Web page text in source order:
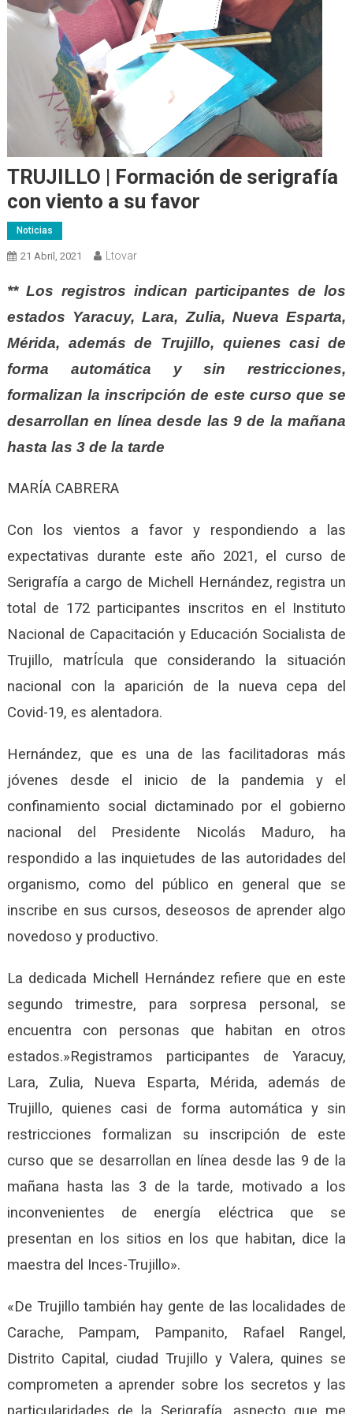
TRUJILLO | Formación de serigrafía
con viento a su favor
Noticias
21 Abril, 2021 Ltovar
** Los registros indican participantes de los
estados Yaracuy, Lara, Zulia, Nueva Esparta,
Mérida, además de Trujillo, quienes casi de
forma automática y sin restricciones,
formalizan la inscripción de este curso que se
desarrollan en línea desde las 9 de la mañana
hasta las 3 de la tarde
MARÍA CABRERA
Con los vientos a favor y respondiendo a las
expectativas durante este año 2021, el curso de
Serigrafía a cargo de Michell Hernández, registra un
total de 172 participantes inscritos en el Instituto
Nacional de Capacitación y Educación Socialista de
Trujillo, matrÍcula que considerando la situación
nacional con la aparición de la nueva cepa del
Covid-19, es alentadora.
Hernández, que es una de las facilitadoras más
jóvenes desde el inicio de la pandemia y el
confinamiento social dictaminado por el gobierno
nacional del Presidente Nicolás Maduro, ha
respondido a las inquietudes de las autoridades del
organismo, como del público en general que se
inscribe en sus cursos, deseosos de aprender algo
novedoso y productivo.
La dedicada Michell Hernández refiere que en este
segundo trimestre, para sorpresa personal, se
encuentra con personas que habitan en otros
estados.»Registramos participantes de Yaracuy,
Lara, Zulia, Nueva Esparta, Mérida, además de
Trujillo, quienes casi de forma automática y sin
restricciones formalizan su inscripción de este
curso que se desarrollan en línea desde las 9 de la
mañana hasta las 3 de la tarde, motivado a los
inconvenientes de energía eléctrica que se
presentan en los sitios en los que habitan, dice la
maestra del Inces-Trujillo».
«De Trujillo también hay gente de las localidades de
Carache, Pampam, Pampanito, Rafael Rangel,
Distrito Capital, ciudad Trujillo y Valera, quines se
comprometen a aprender sobre los secretos y las